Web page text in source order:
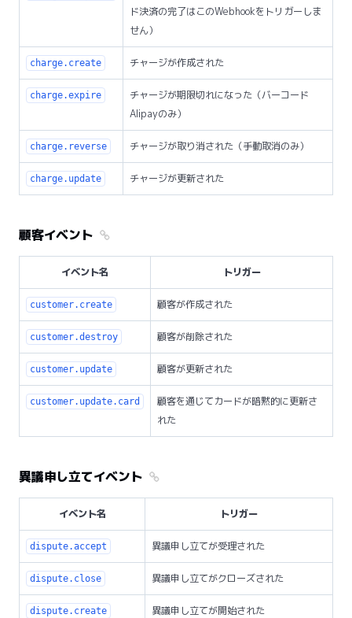
ド決済の完了はこのWebhookをトリガーしま
せん）
charge.create チャージが作成された
charge.expire
チャージが期限切れになった（バーコード
Alipayのみ）
charge.reverse チャージが取り消された（手動取消のみ）
charge.update チャージが更新された
顧客イベント
イベント名 トリガー
customer.create 顧客が作成された
customer.destroy 顧客が削除された
customer.update 顧客が更新された
customer.update.card
顧客を通じてカードが暗黙的に更新さ
れた
異議申し立てイベント
イベント名 トリガー
dispute.accept 異議申し立てが受理された
dispute.close 異議申し立てがクローズされた
dispute.create 異議申し立てが開始された